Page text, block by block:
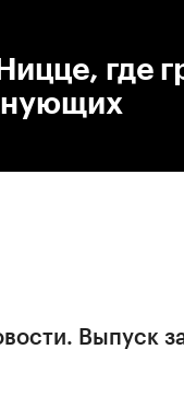
где
Выпуск